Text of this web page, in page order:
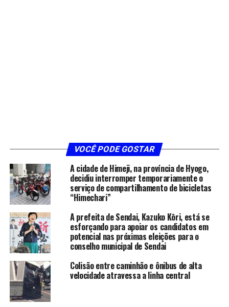
VOCÊ PODE GOSTAR
A cidade de Himeji, na província de Hyogo,
decidiu interromper temporariamente o
serviço de compartilhamento de bicicletas
“Himechari”
A prefeita de Sendai, Kazuko Kōri, está se
esforçando para apoiar os candidatos em
potencial nas próximas eleições para o
conselho municipal de Sendai
Colisão entre caminhão e ônibus de alta
velocidade atravessa a linha central